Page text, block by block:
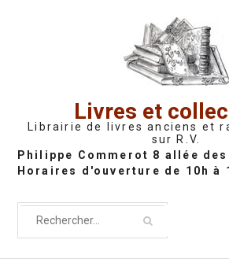
Livres et
Librairie de livres anciens et
sur R.V.